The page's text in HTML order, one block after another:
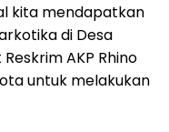
kita mendapatkan
di Desa
AKP Rhino
untuk melakukan